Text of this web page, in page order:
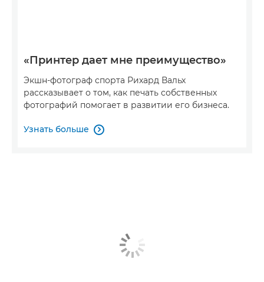
«Принтер дает мне преимущество»
Экшн-фотограф спорта Рихард Вальх
рассказывает о том, как печать собственных
фотографий помогает в развитии его бизнеса.
Узнать больше 